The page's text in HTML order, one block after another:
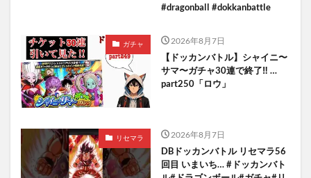
#dragonball #dokkanbattle
ガチャ 2026年8月7日
【ドッカンバトル】シャイニ〜
サマ〜ガチャ30連で終了‼︎ …
part250「ロウ」
リセマラ 2026年8月7日
DBドッカンバトル リセマラ56
回目 いまいち… #ドッカンバト